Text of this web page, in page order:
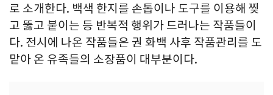
로 소개한다. 백색 한지를 손톱이나 도구를 이용해 찢
고 뚫고 붙이는 등 반복적 행위가 드러나는 작품들이
다. 전시에 나온 작품들은 권 화백 사후 작품관리를 도
맡아 온 유족들의 소장품이 대부분이다.